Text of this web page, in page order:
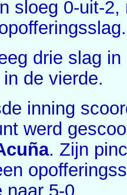
sloeg 0-uit-
drie slag
de vierde.
inning
werd
. Zijn
naar 5-0.